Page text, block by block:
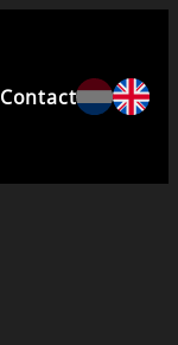
Contact